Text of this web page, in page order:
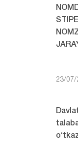
23/07/